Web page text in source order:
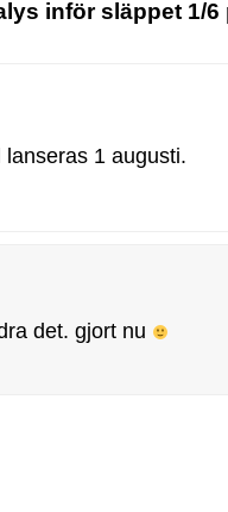
inför släppet 1/6
1 augusti.
det. gjort nu